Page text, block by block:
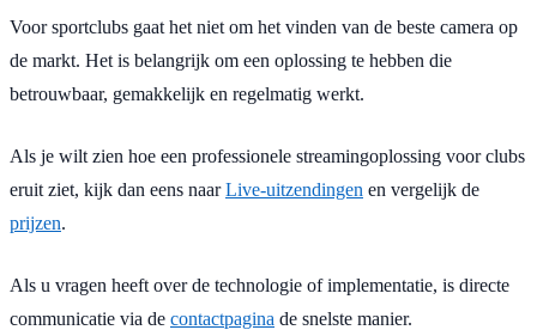
Voor sportclubs gaat het niet om het vinden van de beste camera op
de markt. Het is belangrijk om een ​​oplossing te hebben die
betrouwbaar, gemakkelijk en regelmatig werkt.
Als je wilt zien hoe een professionele streamingoplossing voor clubs
eruit ziet, kijk dan eens naarLive-uitzendingen en vergelijk de
prijzen.
Als u vragen heeft over de technologie of implementatie, is directe
communicatie via de contactpagina de snelste manier.